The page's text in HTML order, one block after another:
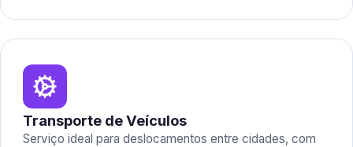
Transporte de Veículos
Serviço ideal para deslocamentos entre cidades, com